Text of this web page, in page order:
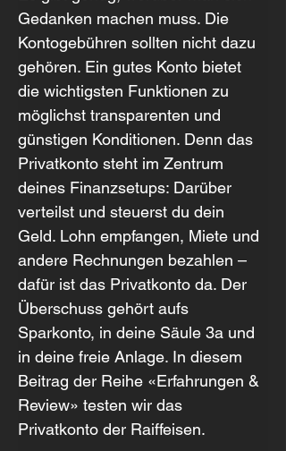
Gedanken machen muss. Die
Kontogebühren sollten nicht dazu
gehören. Ein gutes Konto bietet
die wichtigsten Funktionen zu
möglichst transparenten und
günstigen Konditionen. Denn das
Privatkonto steht im Zentrum
deines Finanzsetups: Darüber
verteilst und steuerst du dein
Geld. Lohn empfangen, Miete und
andere Rechnungen bezahlen –
dafür ist das Privatkonto da. Der
Überschuss gehört aufs
Sparkonto, in deine Säule 3a und
in deine freie Anlage. In diesem
Beitrag der Reihe «Erfahrungen &
Review» testen wir das
Privatkonto der Raiffeisen.